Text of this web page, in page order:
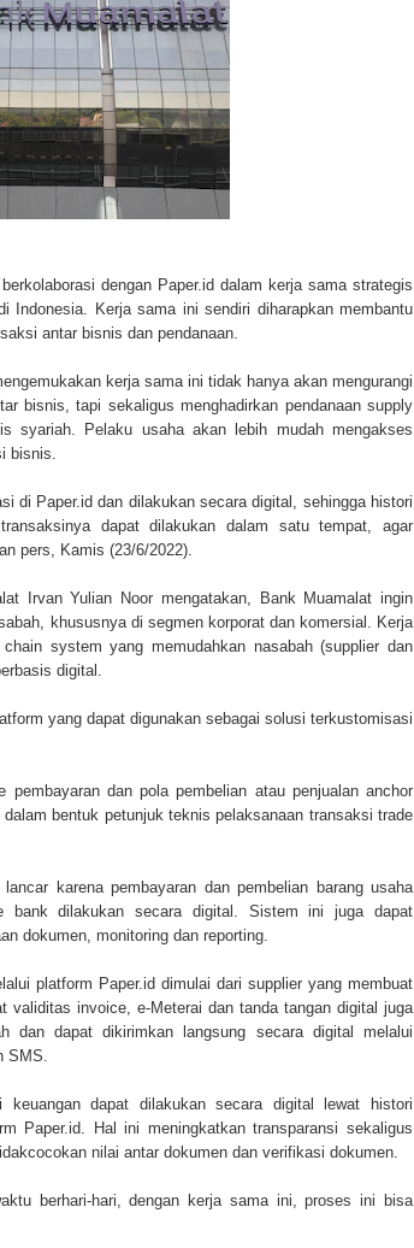
dengan Paper.id dalam kerja sama strategis
Indonesia. Kerja sama ini sendiri diharapkan membantu
antar bisnis dan pendanaan.
kerja sama ini tidak hanya akan mengurangi
bisnis, tapi sekaligus menghadirkan pendanaan supply
syariah. Pelaku usaha akan lebih mudah mengakses
bisnis.
di Paper.id dan dilakukan secara digital, sehingga histori
dapat dilakukan dalam satu tempat, agar
pers, Kamis (23/6/2022).
Irvan Yulian Noor mengatakan, Bank Muamalat ingin
khususnya di segmen korporat dan komersial. Kerja
system yang memudahkan nasabah (supplier dan
digital.
yang dapat digunakan sebagai solusi terkustomisasi
dan pola pembelian atau penjualan anchor
bentuk petunjuk teknis pelaksanaan transaksi trade
karena pembayaran dan pembelian barang usaha
bank dilakukan secara digital. Sistem ini juga dapat
dokumen, monitoring dan reporting.
platform Paper.id dimulai dari supplier yang membuat
validitas invoice, e-Meterai dan tanda tangan digital juga
dan dapat dikirimkan langsung secara digital melalui
SMS.
dapat dilakukan secara digital lewat histori
Paper.id. Hal ini meningkatkan transparansi sekaligus
nilai antar dokumen dan verifikasi dokumen.
berhari-hari, dengan kerja sama ini, proses ini bisa